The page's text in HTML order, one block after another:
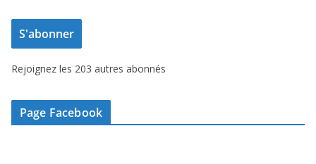
e
s
e
-
S'abonner
Rejoignez les 203 autres abonnés
Page Facebook